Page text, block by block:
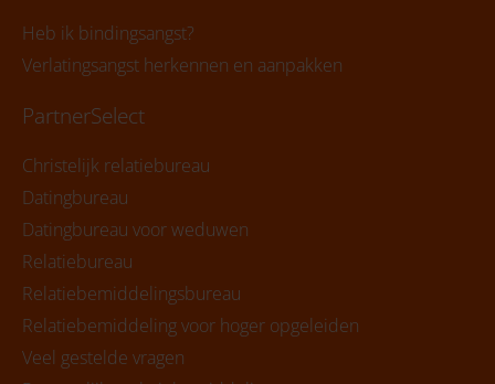
Heb ik bindingsangst?
Verlatingsangst herkennen en aanpakken
PartnerSelect
Christelijk relatiebureau
Datingbureau
Datingbureau voor weduwen
Relatiebureau
Relatiebemiddelingsbureau
Relatiebemiddeling voor hoger opgeleiden
Veel gestelde vragen